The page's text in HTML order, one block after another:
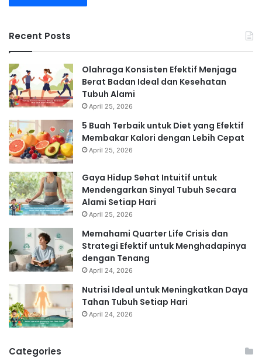
Recent Posts
Olahraga Konsisten Efektif Menjaga
Berat Badan Ideal dan Kesehatan
Tubuh Alami
April 25, 2026
5 Buah Terbaik untuk Diet yang Efektif
Membakar Kalori dengan Lebih Cepat
April 25, 2026
Gaya Hidup Sehat Intuitif untuk
Mendengarkan Sinyal Tubuh Secara
Alami Setiap Hari
April 25, 2026
Memahami Quarter Life Crisis dan
Strategi Efektif untuk Menghadapinya
dengan Tenang
April 24, 2026
Nutrisi Ideal untuk Meningkatkan Daya
Tahan Tubuh Setiap Hari
April 24, 2026
Categories